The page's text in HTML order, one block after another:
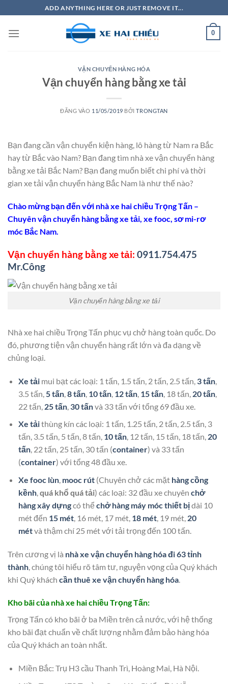
qua
nội
ADD ANYTHING HERE OR JUST REMOVE IT...
0
VẬN CHUYỂN HÀNG HÓA
Vận chuyển hàng bằng xe tải
ĐĂNG VÀO 11/05/2019 BỞITRONGTAN
Bạn đang cần vận chuyển kiện hàng, lô hàng từ Nam ra Bắc
hay từ Bắc vào Nam? Bạn đang tìm nhà xe vận chuyển hàng
bằng xe tải Bắc Nam? Bạn đang muốn biết chi phí và thời
gian xe tải vận chuyển hàng Bắc Nam là như thế nào?
Chào mừng bạn đến với nhà xe hai chiều Trọng Tấn –
Chuyên vận chuyển hàng bằng xe tải, xe fooc, sơ mi-rơ
móc Bắc Nam.
Vận chuyển hàng bằng xe tải: 0911.754.475
Mr.Công
Vận chuyển hàng bằng xe tải
Nhà xe hai chiều Trọng Tấn phục vụ chở hàng toàn quốc. Do
đó, phương tiện vận chuyển hàng rất lớn và đa dạng về
chủng loại.
Xe tảimui bạt các loại: 1 tấn, 1.5 tấn, 2 tấn, 2.5 tấn, 3 tấn,
3.5 tấn, 5 tấn, 8 tấn, 10 tấn, 12 tấn, 15 tấn, 18 tấn, 20 tấn,
22 tấn, 25 tấn, 30 tấnvà 33 tấn với tổng 69 đầu xe.
Xe tảithùng kín các loại: 1 tấn, 1.25 tấn, 2 tấn, 2.5 tấn, 3
tấn, 3.5 tấn, 5 tấn, 8 tấn, 10 tấn, 12 tấn, 15 tấn, 18 tấn, 20
tấn, 22 tấn, 25 tấn, 30 tấn (container) và 33 tấn
(container) với tổng 48 đầu xe.
Xe fooc lùn, mooc rút(Chuyên chở các mặt hàng cồng
kềnh, quá khổ quá tải) các loại: 32 đầu xe chuyên chở
hàng xây dựngcó thể chở hàng máy móc thiết bịdài 10
mét đến 15 mét, 16 mét, 17 mét, 18 mét, 19 mét, 20
métvà thậm chí 25 mét với tải trọng đến 100 tấn.
Trên cương vị là nhà xe vận chuyển hàng hóa đi 63 tỉnh
thành , chúng tôi hiểu rõ tâm tư, nguyện vọng của Quý khách
khi Quý khách cần thuê xe vận chuyển hàng hóa
Kho bãi của nhà xe hai chiều Trọng Tấn:
Trọng Tấn có kho bãi ở ba Miền trên cả nước, với hệ thống
kho bãi đạt chuẩn về chất lượng nhằm đảm bảo hàng hóa
của Quý khách an toàn nhất.
Miền Bắc: Trụ H3 cầu Thanh Trì, Hoàng Mai, Hà Nội.